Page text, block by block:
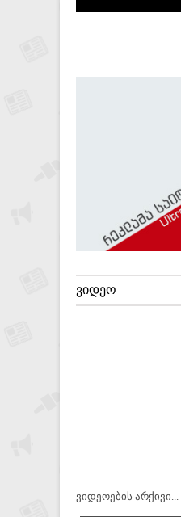
ᲕᲘᲓᲔᲝ
ვიდეოების არქივი...